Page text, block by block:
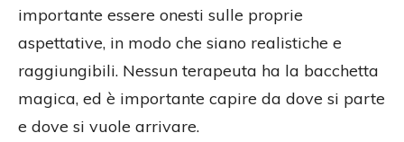
importante essere onesti sulle proprie
aspettative, in modo che siano realistiche e
raggiungibili. Nessun terapeuta ha la bacchetta
magica, ed è importante capire da dove si parte
e dove si vuole arrivare.